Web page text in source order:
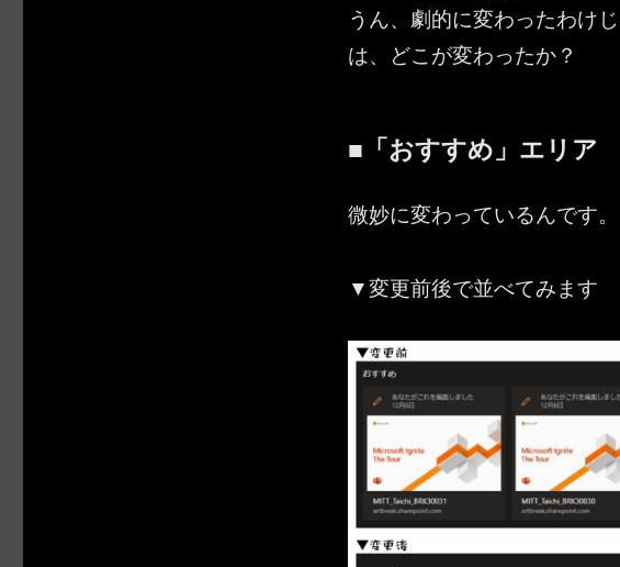
うん、劇的に変わったわけ
は、どこが変わったか？
■「おすすめ」エリア
微妙に変わっているんです。
▼変更前後で並べてみます